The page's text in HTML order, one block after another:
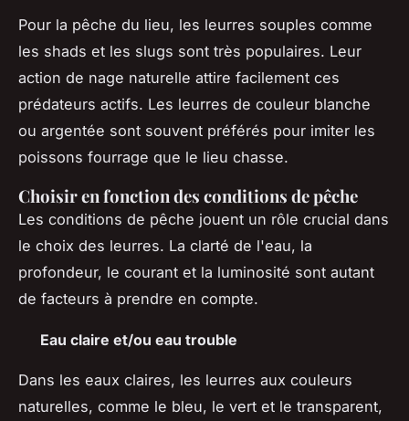
Pour la pêche du lieu, les leurres souples comme
les shads et les slugs sont très populaires. Leur
action de nage naturelle attire facilement ces
prédateurs actifs. Les leurres de couleur blanche
ou argentée sont souvent préférés pour imiter les
poissons fourrage que le lieu chasse.
Choisir en fonction des conditions de pêche
Les conditions de pêche jouent un rôle crucial dans
le choix des leurres. La clarté de l'eau, la
profondeur, le courant et la luminosité sont autant
de facteurs à prendre en compte.
Eau claire et/ou eau trouble
Dans les eaux claires, les leurres aux couleurs
naturelles, comme le bleu, le vert et le transparent,